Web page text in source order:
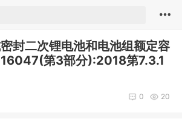
封二次锂电池和电池组额定容
第3部分):2018第7.3.1
20
0